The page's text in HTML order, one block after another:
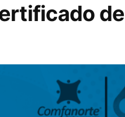
de